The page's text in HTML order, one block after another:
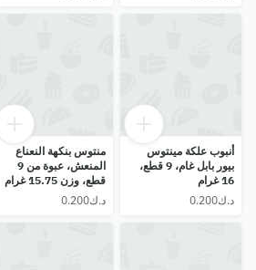
أنبوب علكة مينتوس
بيور بابل غام، 9 قطع،
16 غرام
منتوس بنكهة النعناع
المنعش، عبوة من 9
قطع، وزن 15.75 غرام
⁦د.ك0.200⁩